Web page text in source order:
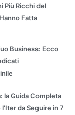
Più Ricchi del
Fatta
Business: Ecco
la Guida Completa
da Seguire in 7